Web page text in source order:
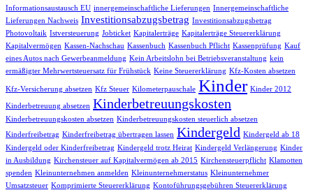
Informationsaustausch EU innergemeinschaftliche Lieferungen Innergemeinschaftliche
Lieferungen Nachweis Investitionsabzugsbetrag Investitionsabzugsbetrag
Photovoltaik Istversteuerung Jobticket Kapitalerträge Kapitalerträge Steuererklärung
Kapitalvermögen Kassen-Nachschau Kassenbuch Kassenbuch Pflicht Kassenprüfung Kauf
eines Autos nach Gewerbeanmeldung Kein Arbeitslohn bei Betriebsveranstaltung kein
ermäßigter Mehrwertsteuersatz für Frühstück Keine Steuererklärung Kfz-Kosten absetzen
Kfz-Versicherung absetzen Kfz Steuer Kilometerpauschale Kinder Kinder 2012
Kinderbetreuung absetzen Kinderbetreuungskosten
Kinderbetreuungskosten absetzen Kinderbetreuungskosten steuerlich absetzen
Kinderfreibetrag Kinderfreibetrag übertragen lassen Kindergeld Kindergeld ab 18
Kindergeld oder Kinderfreibetrag Kindergeld trotz Heirat Kindergeld Verlängerung Kinder
in Ausbildung Kirchensteuer auf Kapitalvermögen ab 2015 Kirchensteuerpflicht Klamotten
spenden Kleinunternehmen anmelden Kleinunternehmerstatus Kleinunternehmer
Umsatzsteuer Komprimierte Steuererklärung Kontoführungsgebühren Steuererklärung